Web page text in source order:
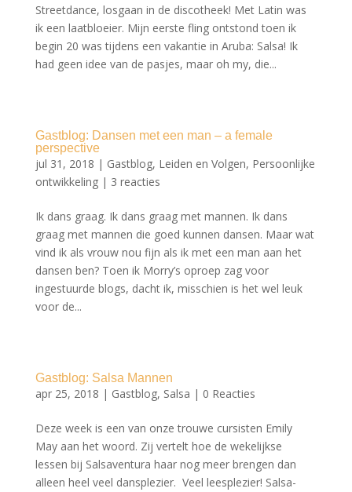
Streetdance, losgaan in de discotheek! Met Latin was
ik een laatbloeier. Mijn eerste fling ontstond toen ik
begin 20 was tijdens een vakantie in Aruba: Salsa! Ik
had geen idee van de pasjes, maar oh my, die...
Gastblog: Dansen met een man – a female
perspective
jul 31, 2018 | Gastblog, Leiden en Volgen, Persoonlijke
ontwikkeling| 3 reacties
Ik dans graag. Ik dans graag met mannen. Ik dans
graag met mannen die goed kunnen dansen. Maar wat
vind ik als vrouw nou fijn als ik met een man aan het
dansen ben? Toen ik Morry’s oproep zag voor
ingestuurde blogs, dacht ik, misschien is het wel leuk
voor de...
Gastblog: Salsa Mannen
apr 25, 2018 | Gastblog, Salsa | 0 Reacties
Deze week is een van onze trouwe cursisten Emily
May aan het woord. Zij vertelt hoe de wekelijkse
lessen bij Salsaventura haar nog meer brengen dan
alleen heel veel dansplezier. Veel leesplezier! Salsa-